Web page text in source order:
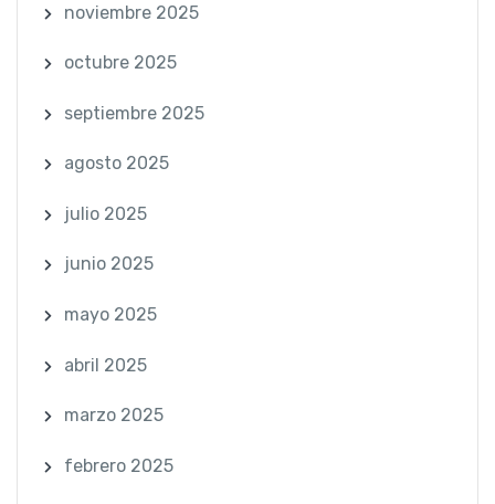
noviembre 2025
octubre 2025
septiembre 2025
agosto 2025
julio 2025
junio 2025
mayo 2025
abril 2025
marzo 2025
febrero 2025